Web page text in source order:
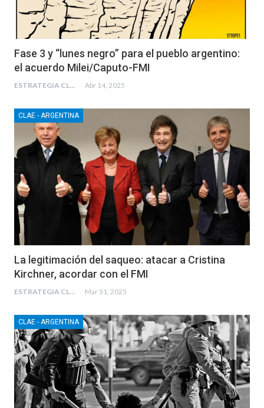
Fase 3 y “lunes negro” para el pueblo argentino:
el acuerdo Milei/Caputo-FMI
ESTRATEGIA CLAE Abr 14, 2025
CLAE - ARGENTINA
La legitimación del saqueo: atacar a Cristina
Kirchner, acordar con el FMI
ESTRATEGIA CLAE Mar 31, 2025
CLAE - ARGENTINA